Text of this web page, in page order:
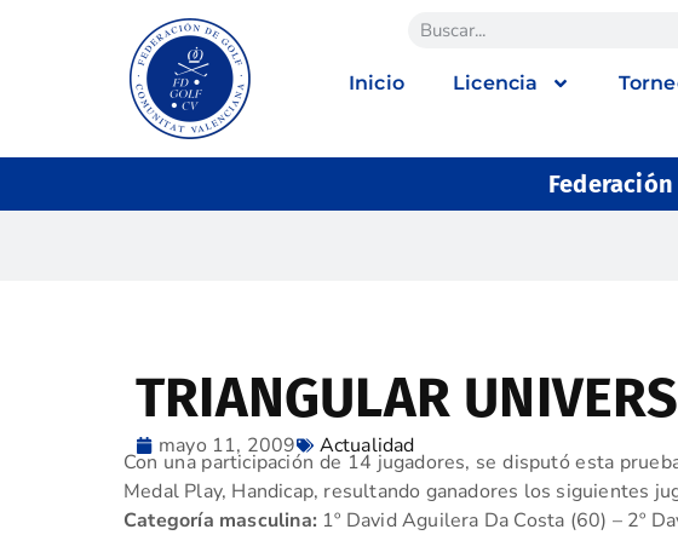
Inicio Licencia
TRIANGULAR
mayo 11, 2009 Actualidad
Con una participación de 14 jugadores, se disputó esta
Medal Play, Handicap, resultando ganadores los siguientes
Categoría masculina: 1º David Aguilera Da Costa (60) – 2º